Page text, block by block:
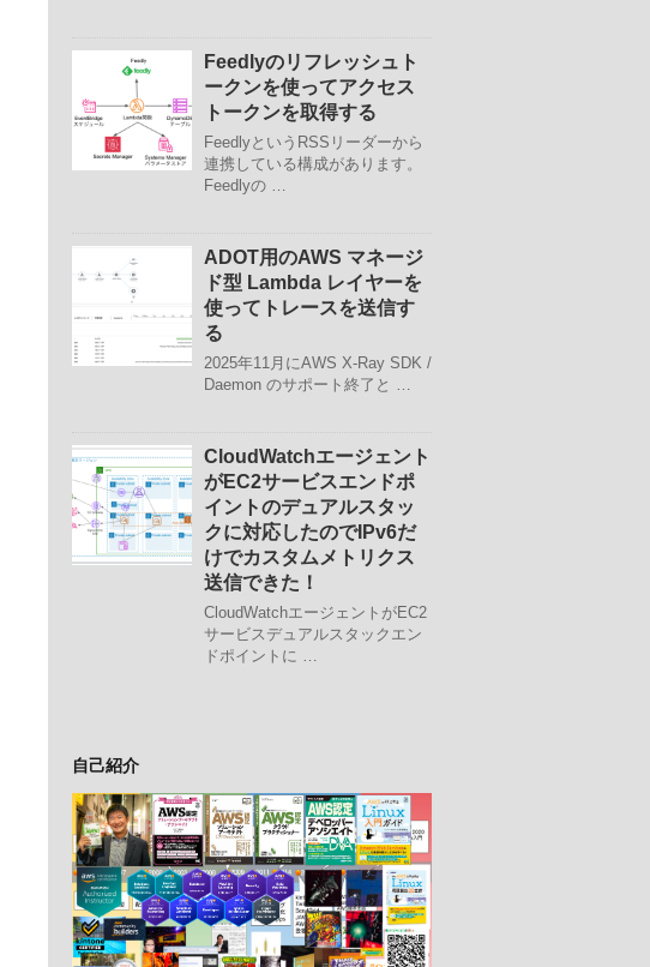
Feedlyのリフレッシュト
ークンを使ってアクセス
トークンを取得する
FeedlyというRSSリーダーから
連携している構成があります。
Feedlyの …
ADOT用のAWS マネージ
ド型 Lambda レイヤーを
使ってトレースを送信す
る
2025年11月にAWS X-Ray SDK /
Daemon のサポート終了と …
CloudWatchエージェント
がEC2サービスエンドポ
イントのデュアルスタッ
クに対応したのでIPv6だ
けでカスタムメトリクス
送信できた！
CloudWatchエージェントがEC2
サービスデュアルスタックエン
ドポイントに …
自己紹介